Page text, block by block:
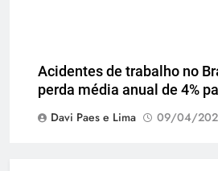
Acidentes de trabalho no
perda média anual de 4%
Davi Paes e Lima
09/04/